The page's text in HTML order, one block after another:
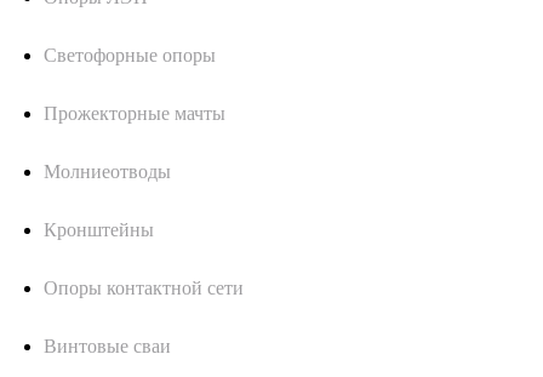
Светофорные опоры
Прожекторные мачты
Молниеотводы
Кронштейны
Опоры контактной сети
Винтовые сваи